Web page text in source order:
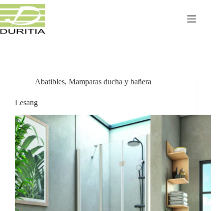
Saltar
al
contenido
Abatibles, Mamparas ducha y bañera
Lesang